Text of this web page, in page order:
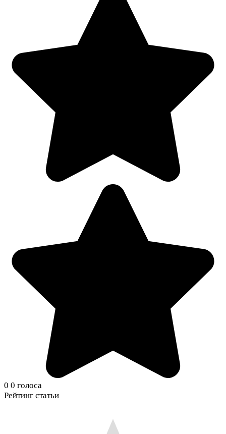
0 0 голоса
Рейтинг статьи